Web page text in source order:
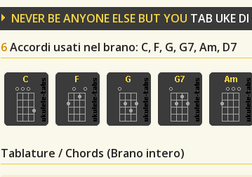
NEVER BE ANYONE ELSE BUT YOU TAB UKE DI
6Accordi usati nel brano: C, F, G, G7, Am, D7
Tablature / Chords (Brano intero)